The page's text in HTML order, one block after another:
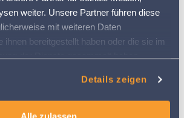
weiter. Unsere Partner führen diese
mit weiteren Daten
ihnen bereitgestellt haben oder die sie im
der Dienste gesammelt haben.
Details zeigen
Alle zulassen
barto wird
für eine zukunftsfähige